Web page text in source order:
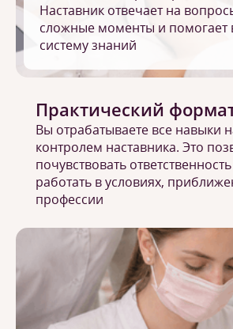
Наставник отвечает на
сложные моменты и помогает
систему знаний
Практический
Вы отрабатываете все навыки
контролем наставника. Это
почувствовать
работать в условиях,
профессии